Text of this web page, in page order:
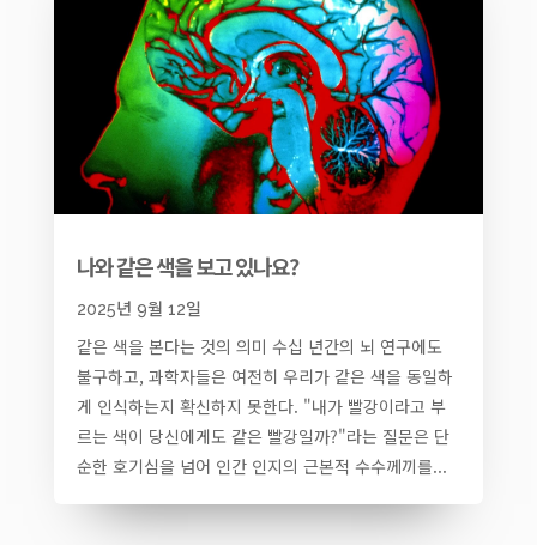
나와 같은 색을 보고 있나요?
2025년 9월 12일
같은 색을 본다는 것의 의미 수십 년간의 뇌 연구에도
불구하고, 과학자들은 여전히 우리가 같은 색을 동일하
게 인식하는지 확신하지 못한다. "내가 빨강이라고 부
르는 색이 당신에게도 같은 빨강일까?"라는 질문은 단
순한 호기심을 넘어 인간 인지의 근본적 수수께끼를...